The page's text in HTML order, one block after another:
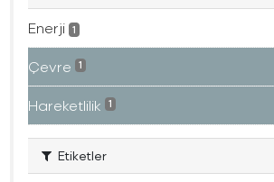
Enerji 1
Çevre 1
Hareketlilik 1
Etiketler